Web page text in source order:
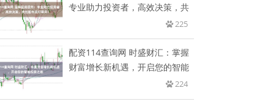
专业助力投资者，高效决策，共
225
配资114查询网 时盛财汇：掌握
财富增长新机遇，开启您的智能
224